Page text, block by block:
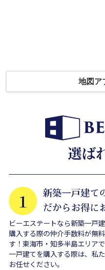
地図ア
ビーエステートなら新築一戸
購入する際の仲介手数料が無
す！東海市・知多半島エリア
一戸建てを購入する際は、私
お任せください。